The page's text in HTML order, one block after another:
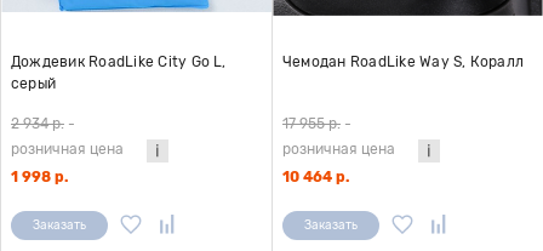
Дождевик RoadLike City Go L,
серый
2 934 р. -
розничная цена
1 998 р.
Заказать
Чемодан RoadLike Way S, Коралл
17 955 р. -
розничная цена
10 464 р.
Заказать